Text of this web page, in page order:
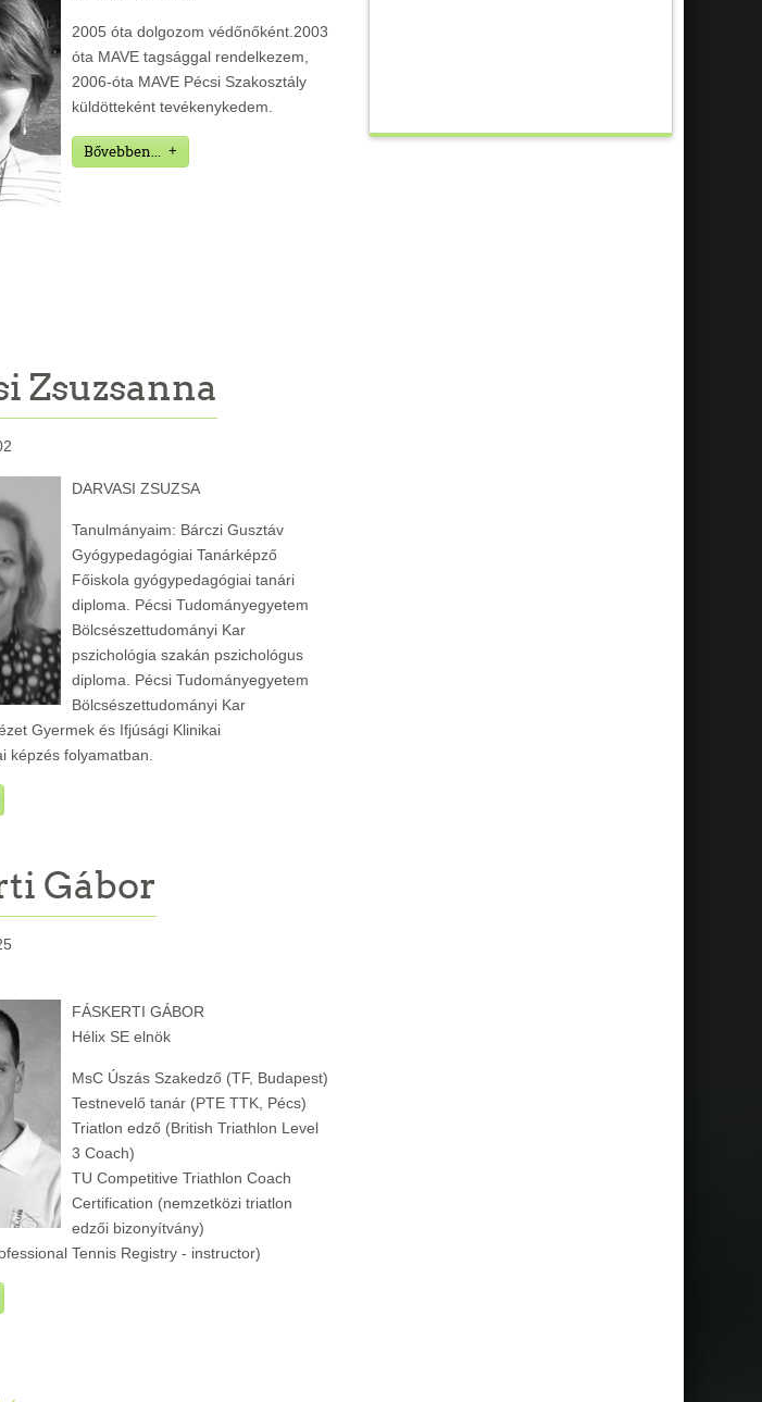
2005 óta dolgozom védőnőként.2003
óta MAVE tagsággal rendelkezem,
2006-óta MAVE Pécsi Szakosztály
küldötteként tevékenykedem.
Bővebben...
Zsuzsanna
DARVASI ZSUZSA
Tanulmányaim: Bárczi Gusztáv
Gyógypedagógiai Tanárképző
Főiskola gyógypedagógiai tanári
diploma. Pécsi Tudományegyetem
Bölcsészettudományi Kar
pszichológia szakán pszichológus
diploma. Pécsi Tudományegyetem
Bölcsészettudományi Kar
Gyermek és Ifjúsági Klinikai
képzés folyamatban.
Gábor
FÁSKERTI GÁBOR
Hélix SE elnök
MsC Úszás Szakedző (TF, Budapest)
Testnevelő tanár (PTE TTK, Pécs)
Triatlon edző (British Triathlon Level
3 Coach)
TU Competitive Triathlon Coach
Certification (nemzetközi triatlon
edzői bizonyítvány)
Tennis Registry - instructor)